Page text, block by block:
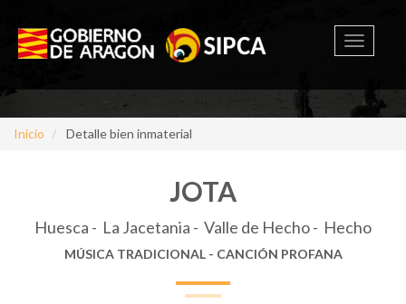
Toggle
Inicio Detalle bien inmaterial
JOTA
Huesca - La Jacetania - Valle de Hecho - Hecho
MÚSICA TRADICIONAL - CANCIÓN PROFANA